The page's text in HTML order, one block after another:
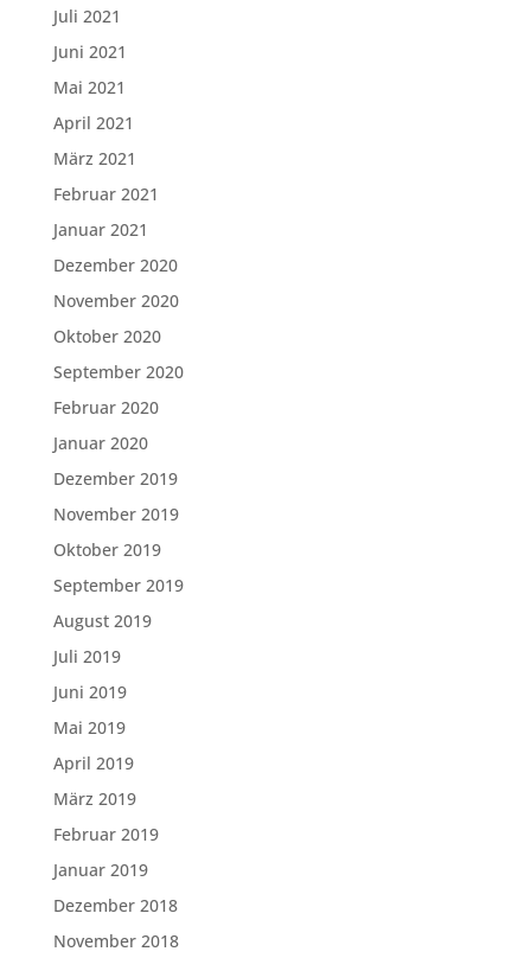
Juli 2021
Juni 2021
Mai 2021
April 2021
März 2021
Februar 2021
Januar 2021
Dezember 2020
November 2020
Oktober 2020
September 2020
Februar 2020
Januar 2020
Dezember 2019
November 2019
Oktober 2019
September 2019
August 2019
Juli 2019
Juni 2019
Mai 2019
April 2019
März 2019
Februar 2019
Januar 2019
Dezember 2018
November 2018